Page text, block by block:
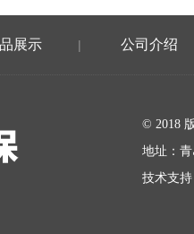
展示 | 公司介绍
© 2018
地址：
技术支